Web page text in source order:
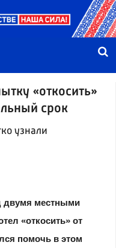
«откосить»
срок
узнали
двумя местными
«откосить» от
помочь в этом